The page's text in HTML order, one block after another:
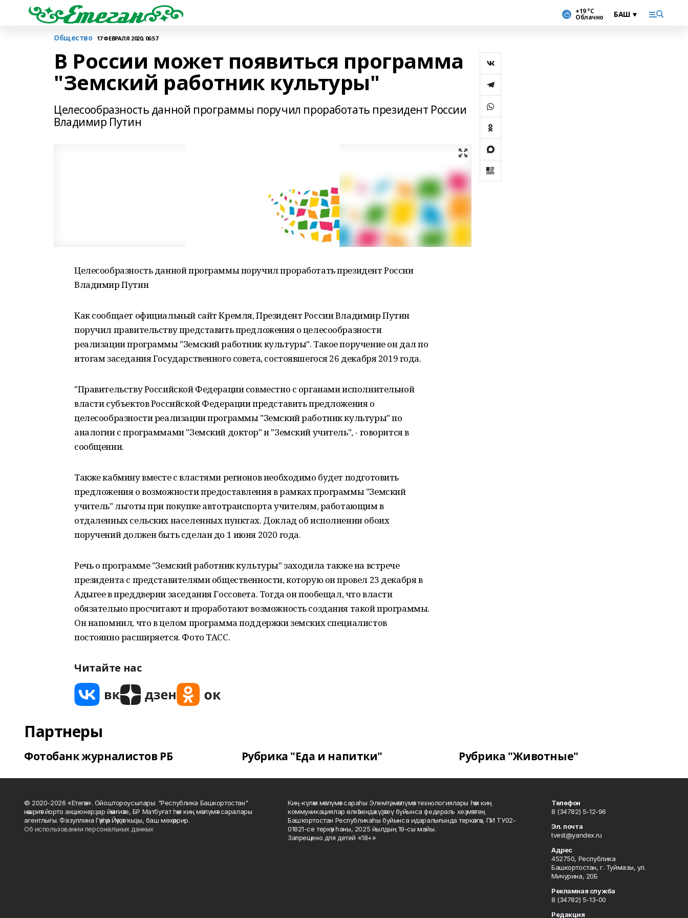
+19 °С
Облачно
Общество 17 ФЕВРАЛЯ 2020, 06:57
В России может появиться программа
"Земский работник культуры"
Целесообразность данной программы поручил проработать президент России
Владимир Путин
Целесообразность данной программы поручил проработать президент России
Владимир Путин
Как сообщает официальный сайт Кремля, Президент России Владимир Путин
поручил правительству представить предложения о целесообразности
реализации программы "Земский работник культуры". Такое поручение он дал по
итогам заседания Государственного совета, состоявшегося 26 декабря 2019 года.
"Правительству Российской Федерации совместно с органами исполнительной
власти субъектов Российской Федерации представить предложения о
целесообразности реализации программы "Земский работник культуры" по
аналогии с программами "Земский доктор" и "Земский учитель", - говорится в
сообщении.
Также кабмину вместе с властями регионов необходимо будет подготовить
предложения о возможности предоставления в рамках программы "Земский
учитель" льготы при покупке автотранспорта учителям, работающим в
отдаленных сельских населенных пунктах. Доклад об исполнении обоих
поручений должен быть сделан до 1 июня 2020 года.
Речь о программе "Земский работник культуры" заходила также на встрече
президента с представителями общественности, которую он провел 23 декабря в
Адыгее в преддверии заседания Госсовета. Тогда он пообещал, что власти
обязательно просчитают и проработают возможность создания такой программы.
Он напомнил, что в целом программа поддержки земских специалистов
постоянно расширяется. Фото ТАСС.
Читайте нас
Партнеры
Фотобанк журналистов РБ Рубрика "Еда и напитки" Рубрика "Животные"
© 2020-2026 «Етегән». Ойоштороусылары: "Республика Башкортостан"
нәшриәт йорто акционерҙар йәмғиәте, БР Матбуғат һәм киң мәғлүмәт саралары
агентлығы. Фазуллина Гәүһәр Йәүҙәт ҡыҙы, баш мөхәррир.
Об использовании персональных данных
Киң-күләм мәғлүмәт сараһы Элемтә, мәғлүмәт технологиялары һәм киң
коммуникациялар өлкәһендә күҙәтеү буйынса федераль хеҙмәттең
Башҡортостан Республикаһы буйынса идаралығында теркәлгән, ПИ ТУ02-
01821-се теркәү һаны, 2025 йылдың 19-сы майы.
Запрещено для детей «18+»
Телефон
8 (34782) 5-12-96
Эл. почта
tvest@yandex.ru
Адрес
452750, Республика
Башкортостан, г. Туймазы, ул.
Мичурина, 20Б
Рекламная служба
8 (34782) 5-13-00
Редакция